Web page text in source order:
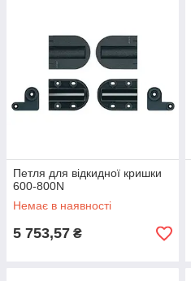
Петля для відкидної кришки
600-800N
Немає в наявності
5 753,57 ₴